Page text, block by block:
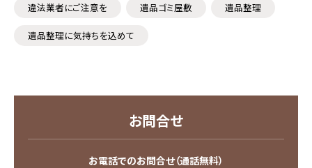
違法業者にご注意を 遺品ゴミ屋敷 遺品整理
遺品整理に気持ちを込めて
お問合せ
お電話でのお問合せ（通話無料）